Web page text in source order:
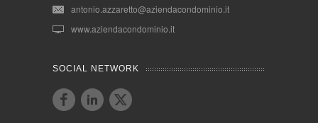
antonio.azzaretto@aziendacondominio.it
www.aziendacondominio.it
SOCIAL NETWORK